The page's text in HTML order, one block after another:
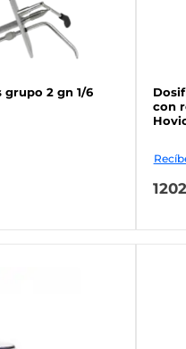
2 gn 1/6
con
1202